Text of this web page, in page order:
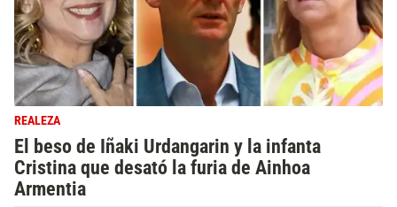
REALEZA
El beso de Iñaki Urdangarin y la infanta
Cristina que desató la furia de Ainhoa
Armentia